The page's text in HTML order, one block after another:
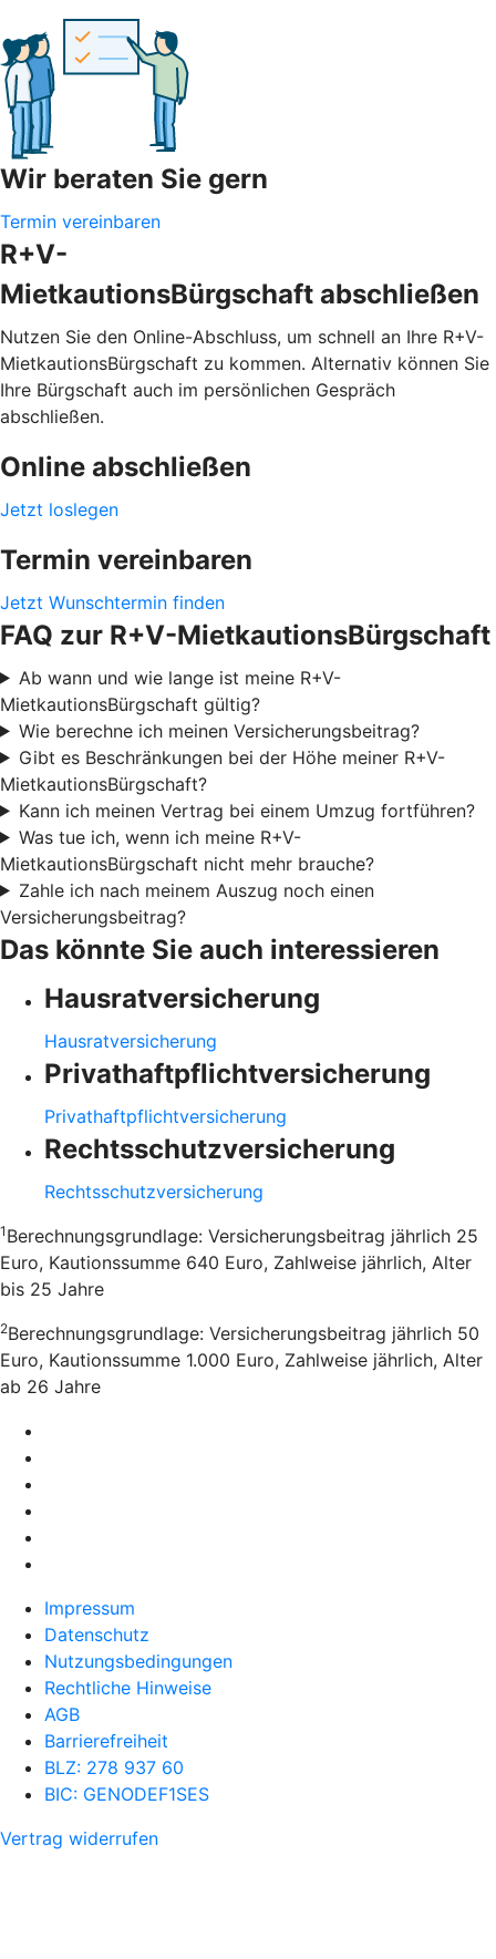
Wir beraten Sie gern
Termin vereinbaren
R+V-
MietkautionsBürgschaft abschließen
Nutzen Sie den Online-Abschluss, um schnell an Ihre R+V-
MietkautionsBürgschaft zu kommen. Alternativ können Sie
Ihre Bürgschaft auch im persönlichen Gespräch
abschließen.
Online abschließen
Jetzt loslegen
Termin vereinbaren
Jetzt Wunschtermin finden
FAQ zur R+V-MietkautionsBürgschaft
Ab wann und wie lange ist meine R+V-
MietkautionsBürgschaft gültig?
Wie berechne ich meinen Versicherungsbeitrag?
Gibt es Beschränkungen bei der Höhe meiner R+V-
MietkautionsBürgschaft?
Kann ich meinen Vertrag bei einem Umzug fortführen?
Was tue ich, wenn ich meine R+V-
MietkautionsBürgschaft nicht mehr brauche?
Zahle ich nach meinem Auszug noch einen
Versicherungsbeitrag?
Das könnte Sie auch interessieren
Hausratversicherung
Hausratversicherung
Privathaftpflichtversicherung
Privathaftpflichtversicherung
Rechtsschutzversicherung
Rechtsschutzversicherung
1 Berechnungsgrundlage: Versicherungsbeitrag jährlich 25
Euro, Kautionssumme 640 Euro, Zahlweise jährlich, Alter
bis 25 Jahre
2Berechnungsgrundlage: Versicherungsbeitrag jährlich 50
Euro, Kautionssumme 1.000 Euro, Zahlweise jährlich, Alter
ab 26 Jahre
Impressum
Datenschutz
Nutzungsbedingungen
Rechtliche Hinweise
AGB
Barrierefreiheit
BLZ: 278 937 60
BIC: GENODEF1SES
Vertrag widerrufen